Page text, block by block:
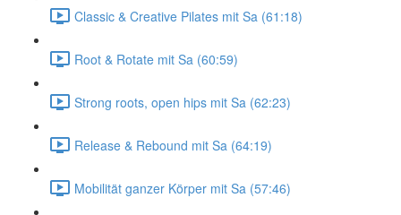
Classic & Creative Pilates mit Sa (61:18)
Root & Rotate mit Sa (60:59)
Strong roots, open hips mit Sa (62:23)
Release & Rebound mit Sa (64:19)
Mobilität ganzer Körper mit Sa (57:46)